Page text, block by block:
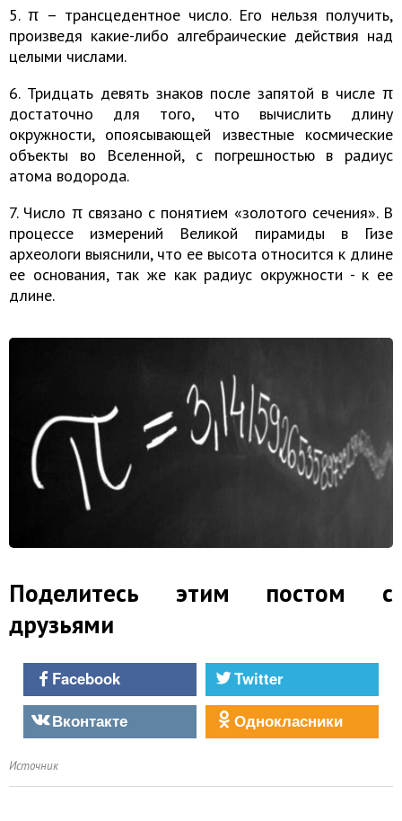
5. π – трансцедентное число. Его нельзя получить,
произведя какие-либо алгебраические действия над
целыми числами.
6. Тридцать девять знаков после запятой в числе π
достаточно для того, что вычислить длину
окружности, опоясывающей известные космические
объекты во Вселенной, с погрешностью в радиус
атома водорода.
7. Число π связано с понятием «золотого сечения». В
процессе измерений Великой пирамиды в Гизе
археологи выяснили, что ее высота относится к длине
ее основания, так же как радиус окружности - к ее
длине.
Поделитесь этим постом с
друзьями
Facebook
Twitter
Вконтакте
Однокласники
Источник